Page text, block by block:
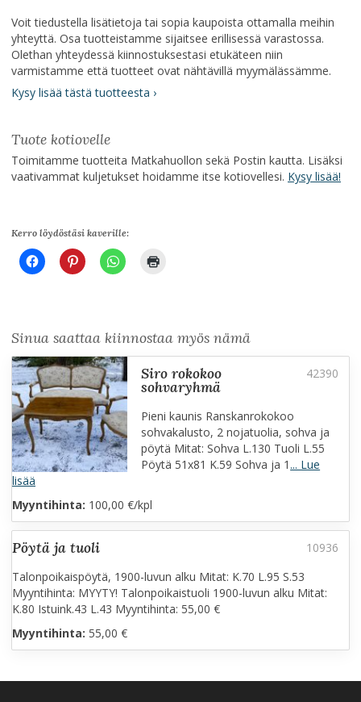
Voit tiedustella lisätietoja tai sopia kaupoista ottamalla meihin
yhteyttä. Osa tuotteistamme sijaitsee erillisessä varastossa.
Olethan yhteydessä kiinnostuksestasi etukäteen niin
varmistamme että tuotteet ovat nähtävillä myymälässämme.
Kysy lisää tästä tuotteesta ›
Tuote kotiovelle
Toimitamme tuotteita Matkahuollon sekä Postin kautta. Lisäksi
vaativammat kuljetukset hoidamme itse kotiovellesi. Kysy lisää!
Kerro löydöstäsi kaverille:
Sinua saattaa kiinnostaa myös nämä
siro rokokoo
sohvaryhmä
Pieni kaunis Ranskanrokokoo
sohvakalusto, 2 nojatuolia, sohva ja
pöytä Mitat: Sohva L.130 Tuoli L.55
Pöytä 51x81 K.59 Sohva ja 1 ... Lue
lisää
Myyntihinta: 100,00 €/kpl
pöytä ja tuoli
Talonpoikaispöytä, 1900-luvun alku Mitat: K.70 L.95 S.53
Myyntihinta: MYYTY! Talonpoikaistuoli 1900-luvun alku Mitat:
K.80 Istuink.43 L.43 Myyntihinta: 55,00 €
Myyntihinta: 55,00 €